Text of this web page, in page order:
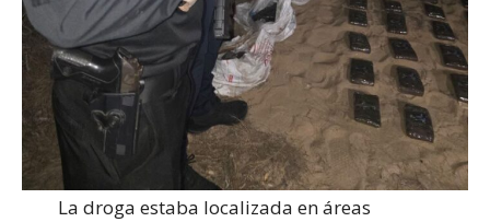
La droga estaba localizada en áreas